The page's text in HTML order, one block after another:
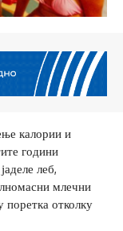
калории и
години
леб,
млечни
поретка отколку